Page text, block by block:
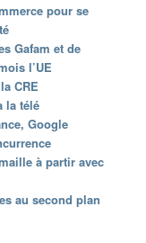
pour se
Gafam et de
l’UE
CRE
la télé
Google
à partir avec
au second plan